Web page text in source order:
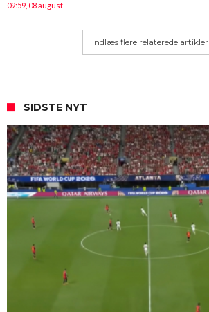
09:59, 08 august
Indlæs flere relaterede artikler
SIDSTE NYT